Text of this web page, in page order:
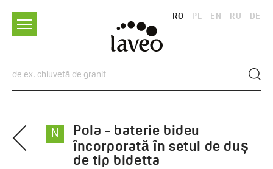
RO PL EN RU DE
N
Pola - baterie bideu
încorporată în setul de duș
de tip bidetta